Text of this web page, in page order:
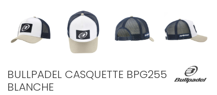
BULLPADEL CASQUETTE BPG255
BLANCHE